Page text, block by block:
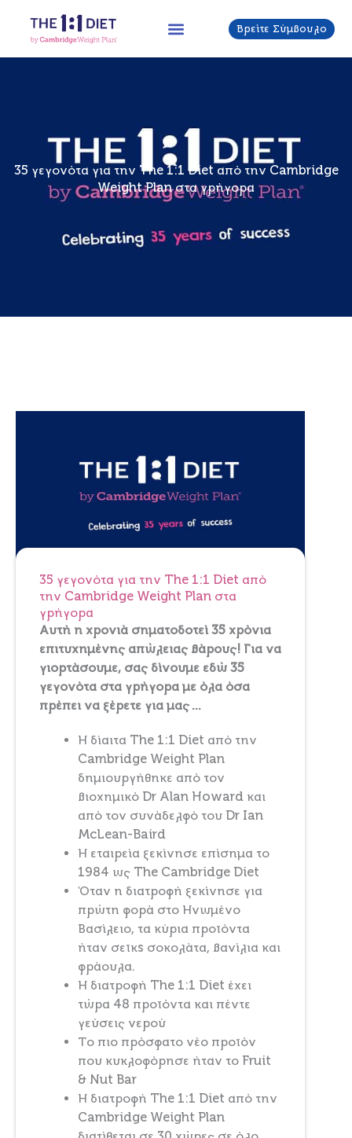
περιεχόμενο
Βρείτε Σύμβουλο
35 γεγονότα για την The 1:1 Diet από την Cambridge
Weight Plan στα γρήγορα
35 γεγονότα για την The 1:1 Diet από
την Cambridge Weight Plan στα
γρήγορα
Αυτή η χρονιά σηματοδοτεί 35 χρόνια
επιτυχημένης απώλειας βάρους! Για να
γιορτάσουμε, σας δίνουμε εδώ 35
γεγονότα στα γρήγορα με όλα όσα
πρέπει να ξέρετε για μας ...
Η δίαιτα The 1:1 Diet από την
Cambridge Weight Plan
δημιουργήθηκε από τον
βιοχημικό Dr Alan Howard και
από τον συνάδελφό του Dr Ian
McLean-Baird
Η εταιρεία ξεκίνησε επίσημα το
1984 ως The Cambridge Diet
Όταν η διατροφή ξεκίνησε για
πρώτη φορά στο Ηνωμένο
Βασίλειο, τα κύρια προϊόντα
ήταν σεϊκs σοκολάτα, βανίλια και
φράουλα.
Η διατροφή The 1:1 Diet έχει
τώρα 48 προϊόντα και πέντε
γεύσεις νερού
Το πιο πρόσφατο νέο προϊόν
που κυκλοφόρησε ήταν το Fruit
& Nut Bar
Η διατροφή The 1:1 Diet από την
Cambridge Weight Plan